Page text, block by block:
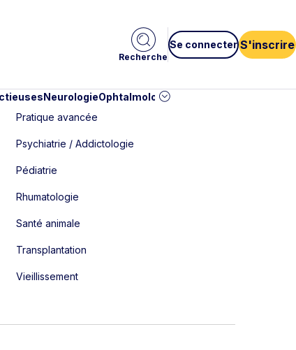
Recherche
Se connecter S'inscrire
NeurologieOphtalmologie
Pratique avancée
Psychiatrie / Addictologie
Pédiatrie
Rhumatologie
Santé animale
Transplantation
Vieillissement